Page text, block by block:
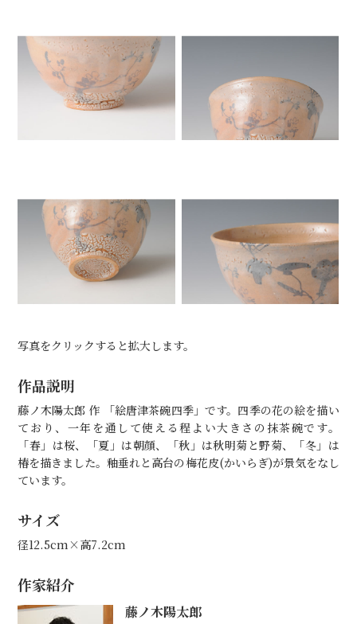
写真をクリックすると拡大します。
作品説明
藤ノ木陽太郎 作 「絵唐津茶碗四季」です。四季の花の絵を描い
ており、一年を通して使える程よい大きさの抹茶碗です。
「春」は桜、「夏」は朝顔、「秋」は秋明菊と野菊、「冬」は
椿を描きました。釉垂れと高台の梅花皮(かいらぎ)が景気をなし
ています。
サイズ
径12.5cm×高7.2cm
作家紹介
藤ノ木陽太郎